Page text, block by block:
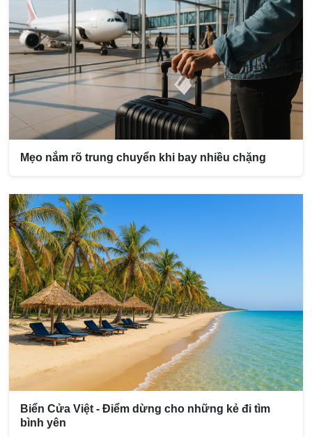
Mẹo nắm rõ trung chuyển khi bay nhiều chặng
Biển Cửa Việt - Điểm dừng cho những kẻ đi tìm
bình yên